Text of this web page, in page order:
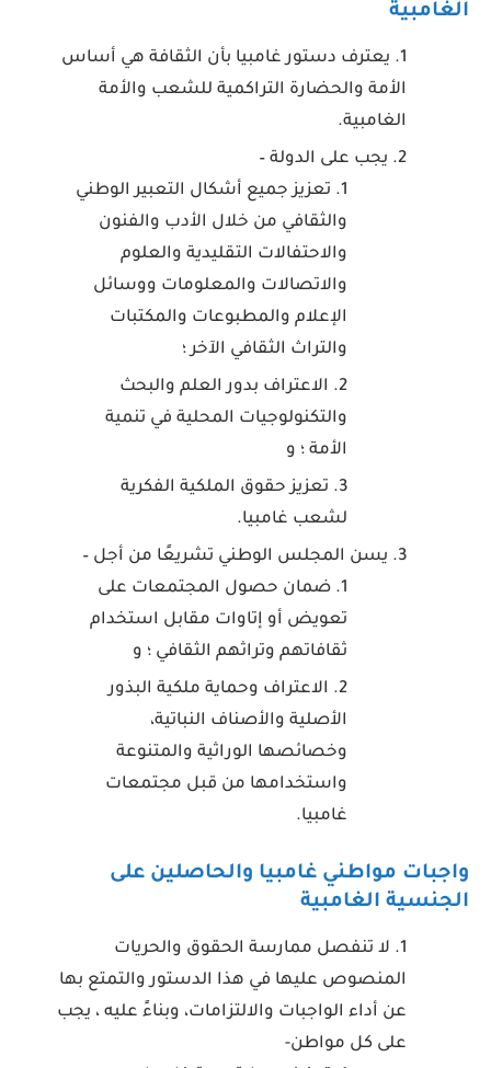
الغامبية
يعترف دستور غامبيا بأن الثقافة هي أساس
الأمة والحضارة التراكمية للشعب والأمة
الغامبية.
يجب على الدولة –
تعزيز جميع أشكال التعبير الوطني
والثقافي من خلال الأدب والفنون
والاحتفالات التقليدية والعلوم
والاتصالات والمعلومات ووسائل
الإعلام والمطبوعات والمكتبات
والتراث الثقافي الآخر ؛
الاعتراف بدور العلم والبحث
والتكنولوجيات المحلية في تنمية
الأمة ؛ و
تعزيز حقوق الملكية الفكرية
لشعب غامبيا.
يسن المجلس الوطني تشريعًا من أجل –
ضمان حصول المجتمعات على
تعويض أو إتاوات مقابل استخدام
ثقافاتهم وتراثهم الثقافي ؛ و
الاعتراف وحماية ملكية البذور
الأصلية والأصناف النباتية،
وخصائصها الوراثية والمتنوعة
واستخدامها من قبل مجتمعات
غامبيا.
واجبات مواطني غامبيا والحاصلين على
الجنسية الغامبية
لا تنفصل ممارسة الحقوق والحريات
المنصوص عليها في هذا الدستور والتمتع بها
عن أداء الواجبات والالتزامات، وبناءً عليه ، يجب
على كل مواطن-